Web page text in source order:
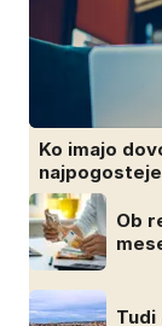
Ko imajo
Ob